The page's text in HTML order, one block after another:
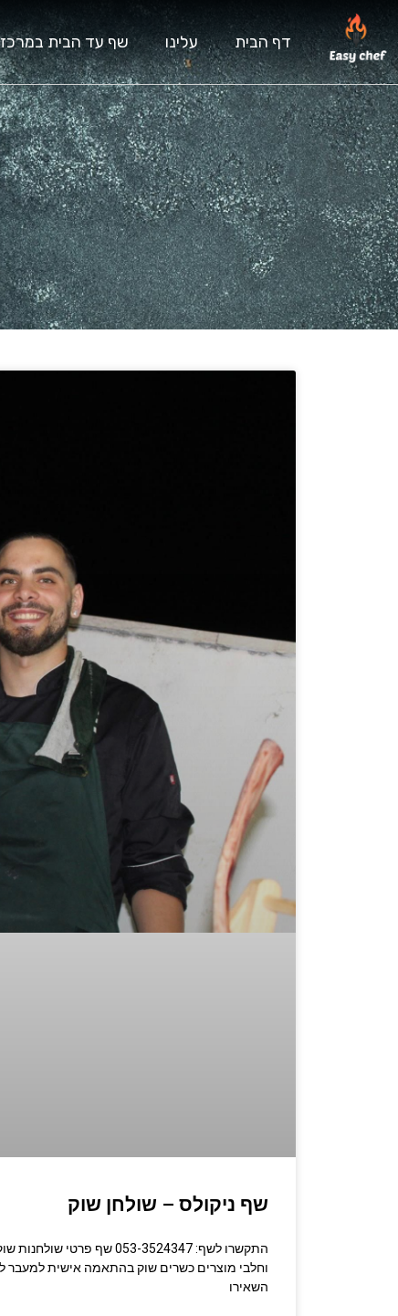
דף הבית עלינו שף עד הבית במרכז
שף ניקולס – שולחן שוק
התקשרו לשף: 053-3524347 שף
וחלבי מוצרים כשרים שוק בהתאמה אישית למעבר
השאירו